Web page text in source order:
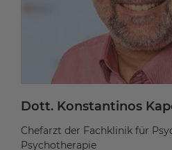
Dott. Konstantinos
Chefarzt der Fachklinik für
Psychotherapie